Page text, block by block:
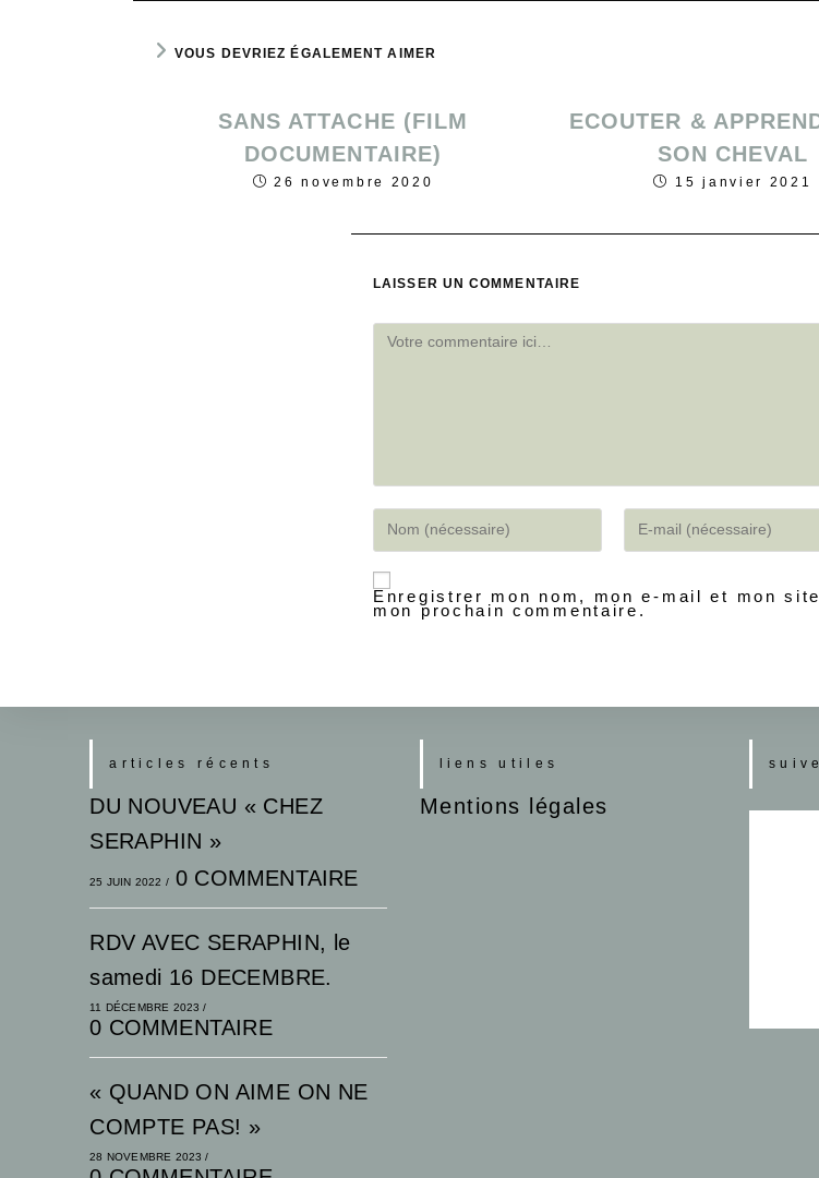
VOUS DEVRIEZ ÉGALEMENT AIMER
SANS ATTACHE (FILM
DOCUMENTAIRE)
26 novembre 2020
ECOUTER &
SON CHEVAL
15 janvier 2021
LAISSER UN COMMENTAIRE
Enregistrer mon nom, mon e-mail et mon
mon prochain commentaire.
articles récents
DU NOUVEAU « CHEZ
SERAPHIN »
25 JUIN 2022 / 0 COMMENTAIRE
RDV AVEC SERAPHIN, le
samedi 16 DECEMBRE.
11 DÉCEMBRE 2023 /
0 COMMENTAIRE
« QUAND ON AIME ON NE
COMPTE PAS! »
28 NOVEMBRE 2023 /
liens utiles
Mentions légales